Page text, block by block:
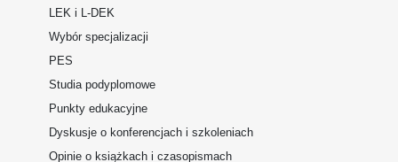
LEK i L-DEK
Wybór specjalizacji
PES
Studia podyplomowe
Punkty edukacyjne
Dyskusje o konferencjach i szkoleniach
Opinie o książkach i czasopismach